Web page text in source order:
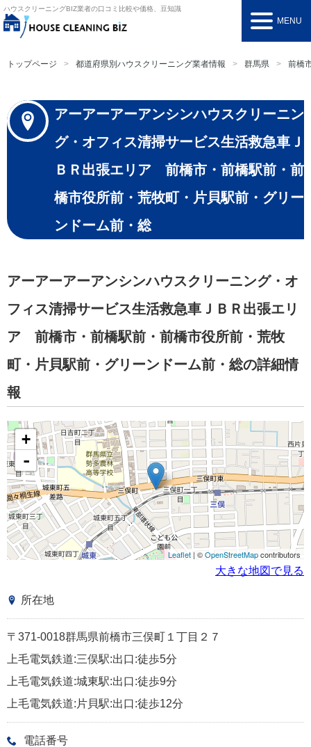
ハウスクリーニングBIZ業者の口コミ比較や価格、豆知識
MENU
トップページ 都道府県別ハウスクリーニング業者情報 群馬県 前橋
アーアーアーアンシンハウスクリーニン
グ・オフィス清掃サービス生活救急車Ｊ
ＢＲ出張エリア 前橋市・前橋駅前・前
橋市役所前・荒牧町・片貝駅前・グリー
ンドーム前・総
アーアーアーアンシンハウスクリーニング・オ
フィス清掃サービス生活救急車ＪＢＲ出張エリ
ア 前橋市・前橋駅前・前橋市役所前・荒牧
町・片貝駅前・グリーンドーム前・総の詳細情
報
+
-
Leaflet | ©OpenStreetMapcontributors
大きな地図で見る
所在地
〒371-0018群馬県前橋市三俣町１丁目２７
上毛電気鉄道:三俣駅:出口:徒歩5分
上毛電気鉄道:城東駅:出口:徒歩9分
上毛電気鉄道:片貝駅:出口:徒歩12分
電話番号